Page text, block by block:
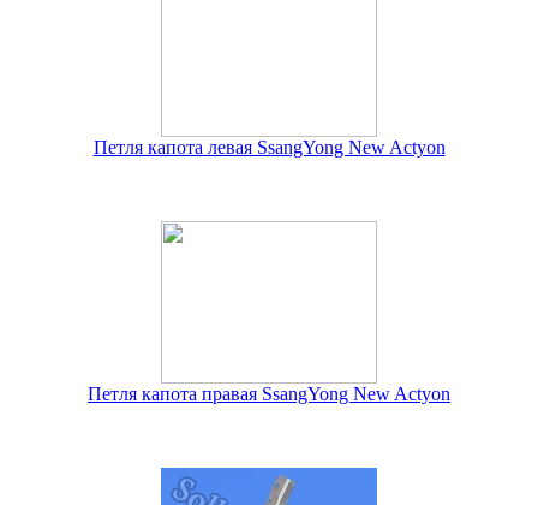
Петля капота левая SsangYong New Actyon
Петля капота правая SsangYong New Actyon